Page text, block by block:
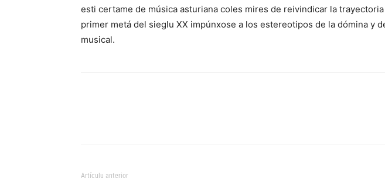
esti certame de música asturiana coles mires de reivindicar la trayectoria
primer metá del sieglu XX impúnxose a los estereotipos de la dómina y
musical.
Artículu anterior